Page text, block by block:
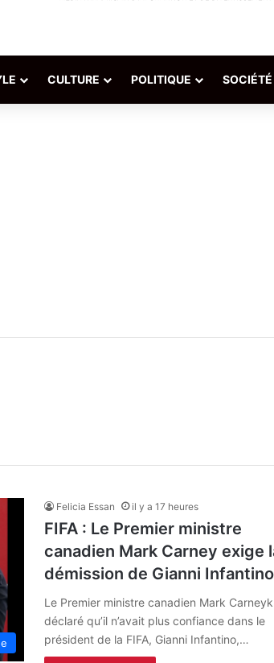
CULTURE POLITIQUE SOCIÉTÉ
Felicia Essan il y a 17 heures
FIFA : Le Premier ministre
canadien Mark Carney exige
démission de Gianni Infantino
Le Premier ministre canadien Mark
déclaré qu’il n’avait plus confiance dans le
président de la FIFA, Gianni Infantino,…